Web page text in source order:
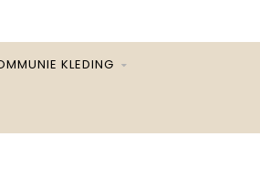
KLEDING